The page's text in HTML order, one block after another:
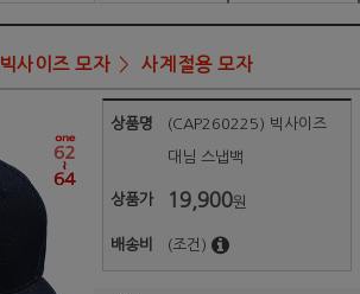
빅사이즈 모자 사계절용 모자
상품명 (CAP260225) 빅사이즈
대님 스냅백
상품가 19,900원
배송비 (조건)